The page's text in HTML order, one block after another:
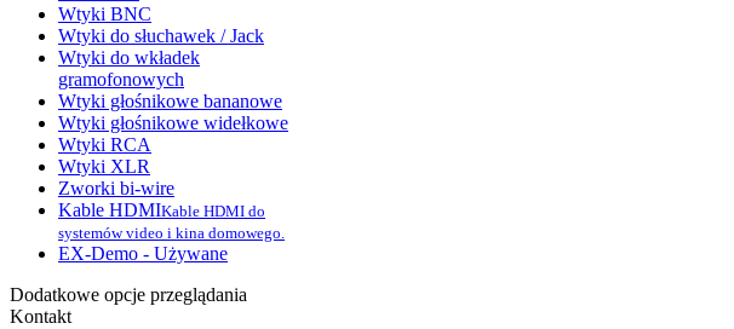
Wtyki BNC
Wtyki do słuchawek / Jack
Wtyki do wkładek
gramofonowych
Wtyki głośnikowe bananowe
Wtyki głośnikowe widełkowe
Wtyki RCA
Wtyki XLR
Zworki bi-wire
Kable HDMIKable HDMI do
systemów video i kina domowego.
EX-Demo - Używane
Dodatkowe opcje przeglądania
Kontakt